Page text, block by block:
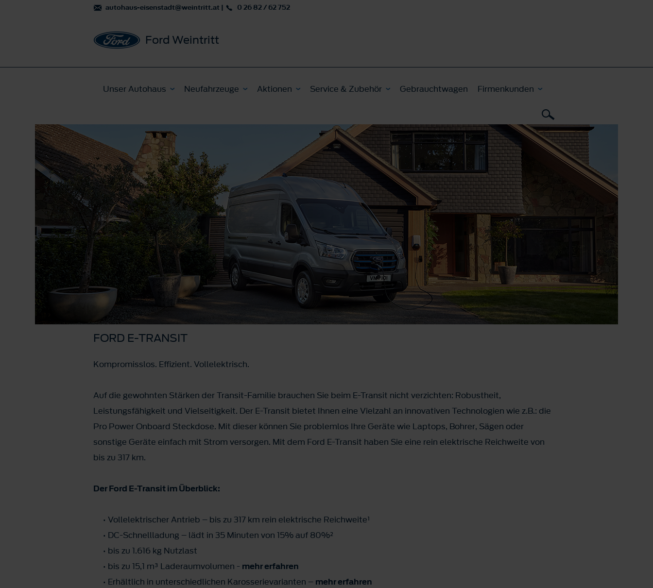
autohaus-eisenstadt@weintritt.at | 0 26 82 / 62 752
Ford Weintritt
Unser Autohaus Neufahrzeuge Aktionen Service & Zubehör Gebrauchtwagen Firmenkunden
FORD E-TRANSIT
Kompromisslos. Effizient. Vollelektrisch.
Auf die gewohnten Stärken der Transit-Familie brauchen Sie beim E-Transit nicht verzichten: Robustheit,
Leistungsfähigkeit und Vielseitigkeit. Der E-Transit bietet Ihnen eine Vielzahl an innovativen Technologien wie z.B.: die
Pro Power Onboard Steckdose. Mit dieser können Sie problemlos Ihre Geräte wie Laptops, Bohrer, Sägen oder
sonstige Geräte einfach mit Strom versorgen. Mit dem Ford E-Transit haben Sie eine rein elektrische Reichweite von
bis zu 317 km.
Der Ford E-Transit im Überblick:
• Vollelektrischer Antrieb – bis zu 317 km rein elektrische Reichweite¹
• DC-Schnellladung – lädt in 35 Minuten von 15% auf 80%²
• bis zu 1.616 kg Nutzlast
• bis zu 15,1 m³ Laderaumvolumen - mehr erfahren
• Erhältlich in unterschiedlichen Karosserievarianten – mehr erfahren